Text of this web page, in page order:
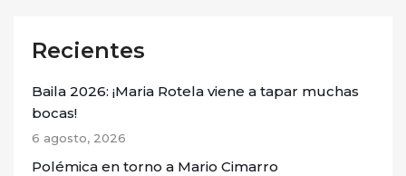
Recientes
Baila 2026: ¡Maria Rotela viene a tapar muchas
bocas!
6 agosto, 2026
Polémica en torno a Mario Cimarro